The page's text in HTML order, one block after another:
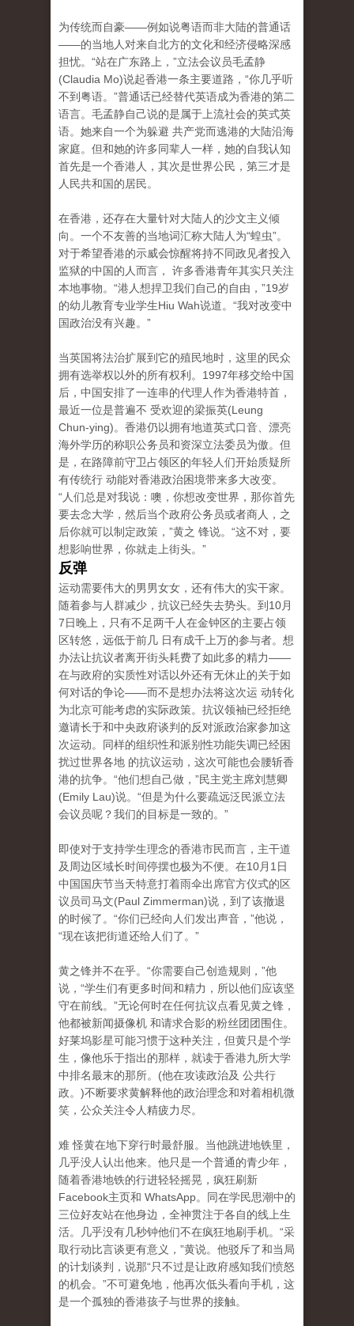
为传统而自豪——例如说粤语而非大陆的普通话
——的当地人对来自北方的文化和经济侵略深感
担忧。“站在广东路上，”立法会议员毛孟静
(Claudia Mo)说起香港一条主要道路，“你几乎听
不到粤语。”普通话已经替代英语成为香港的第二
语言。毛孟静自己说的是属于上流社会的英式英
语。她来自一个为躲避 共产党而逃港的大陆沿海
家庭。但和她的许多同辈人一样，她的自我认知
首先是一个香港人，其次是世界公民，第三才是
人民共和国的居民。
在香港，还存在大量针对大陆人的沙文主义倾
向。一个不友善的当地词汇称大陆人为“蝗虫”。
对于希望香港的示威会惊醒将持不同政见者投入
监狱的中国的人而言， 许多香港青年其实只关注
本地事物。“港人想捍卫我们自己的自由，”19岁
的幼儿教育专业学生Hiu Wah说道。“我对改变中
国政治没有兴趣。”
当英国将法治扩展到它的殖民地时，这里的民众
拥有选举权以外的所有权利。1997年移交给中国
后，中国安排了一连串的代理人作为香港特首，
最近一位是普遍不 受欢迎的梁振英(Leung
Chun-ying)。香港仍以拥有地道英式口音、漂亮
海外学历的称职公务员和资深立法委员为傲。但
是，在路障前守卫占领区的年轻人们开始质疑所
有传统行 动能对香港政治困境带来多大改变。
“人们总是对我说：噢，你想改变世界，那你首先
要去念大学，然后当个政府公务员或者商人，之
后你就可以制定政策，”黄之 锋说。“这不对，要
想影响世界，你就走上街头。”
反弹
运动需要伟大的男男女女，还有伟大的实干家。
随着参与人群减少，抗议已经失去势头。到10月
7日晚上，只有不足两千人在金钟区的主要占领
区转悠，远低于前几 日有成千上万的参与者。想
办法让抗议者离开街头耗费了如此多的精力——
在与政府的实质性对话以外还有无休止的关于如
何对话的争论——而不是想办法将这次运 动转化
为北京可能考虑的实际政策。抗议领袖已经拒绝
邀请长于和中央政府谈判的反对派政治家参加这
次运动。同样的组织性和派别性功能失调已经困
扰过世界各地 的抗议运动，这次可能也会腰斩香
港的抗争。“他们想自己做，”民主党主席刘慧卿
(Emily Lau)说。“但是为什么要疏远泛民派立法
会议员呢？我们的目标是一致的。”
即使对于支持学生理念的香港市民而言，主干道
及周边区域长时间停摆也极为不便。在10月1日
中国国庆节当天特意打着雨伞出席官方仪式的区
议员司马文(Paul Zimmerman)说，到了该撤退
的时候了。“你们已经向人们发出声音，”他说，
“现在该把街道还给人们了。”
黄之锋并不在乎。“你需要自己创造规则，”他
说，“学生们有更多时间和精力，所以他们应该坚
守在前线。”无论何时在任何抗议点看见黄之锋，
他都被新闻摄像机 和请求合影的粉丝团团围住。
好莱坞影星可能习惯于这种关注，但黄只是个学
生，像他乐于指出的那样，就读于香港九所大学
中排名最末的那所。(他在攻读政治及 公共行
政。)不断要求黄解释他的政治理念和对着相机微
笑，公众关注令人精疲力尽。
难 怪黄在地下穿行时最舒服。当他跳进地铁里，
几乎没人认出他来。他只是一个普通的青少年，
随着香港地铁的行进轻轻摇晃，疯狂刷新
Facebook主页和 WhatsApp。同在学民思潮中的
三位好友站在他身边，全神贯注于各自的线上生
活。几乎没有几秒钟他们不在疯狂地刷手机。“采
取行动比言谈更有意义，”黄说。他驳斥了和当局
的计划谈判，说那“只不过是让政府感知我们愤怒
的机会。”不可避免地，他再次低头看向手机，这
是一个孤独的香港孩子与世界的接触。